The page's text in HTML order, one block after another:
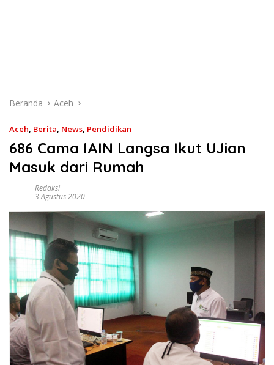
Beranda Aceh
Aceh, Berita, News, Pendidikan
686 Cama IAIN Langsa Ikut UJian
Masuk dari Rumah
Redaksi
3 Agustus 2020